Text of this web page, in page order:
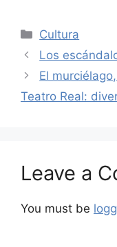
Categories
Cultura
Los
El
Teatro Real:
Leave a
You must be